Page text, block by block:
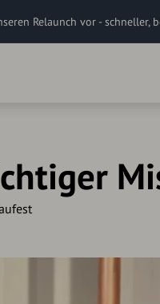
Relaunch vor - schneller,